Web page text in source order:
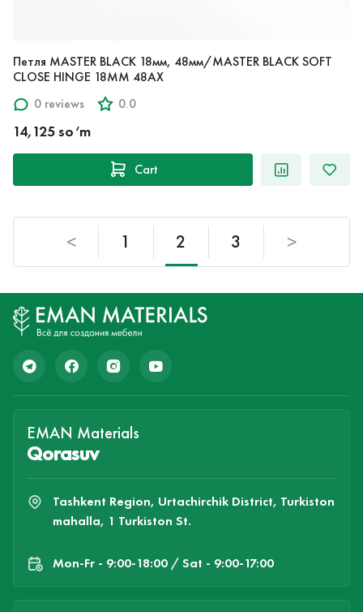
Петля MASTER BLACK 18мм, 48мм/MASTER BLACK SOFT
CLOSE HINGE 18MM 48AX
0 reviews
0.0
14,125 so‘m
Cart
< 1 2 3 >
EMAN Materials
Qorasuv
Tashkent Region, Urtachirchik District, Turkiston
mahalla, 1 Turkiston St.
Mon-Fr - 9:00-18:00 / Sat - 9:00-17:00